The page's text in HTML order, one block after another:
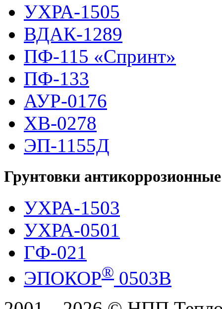
УХРА-1505
ВДАК-1289
ПФ-115 «Спринт»
ПФ-133
АУР-0176
ХВ-0278
ЭП-1155Д
Грунтовки антикоррозионные
УХРА-1503
УХРА-0501
ГФ-021
ЭПОКОР® 0503В